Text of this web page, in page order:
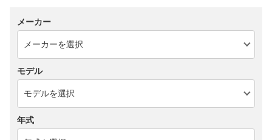
メーカー
モデル
年式